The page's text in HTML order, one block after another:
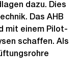
dazu. Dies
Das AHB
mit einem Pilot-
schaffen. Als